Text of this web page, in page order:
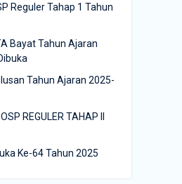
Reguler Tahap 1 Tahun
Bayat Tahun Ajaran
Tahun Ajaran 2025-
REGULER TAHAP II
Ke-64 Tahun 2025